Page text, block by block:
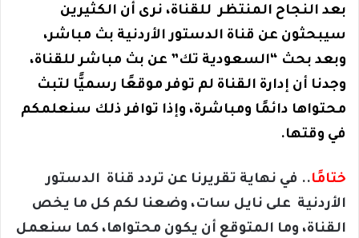
بعد النجاح المنتظر للقناة، نرى أن الكثيرين
سيبحثون عن قناة الدستور الأردنية بث مباشر،
وبعد بحث “السعودية تك” عن بث مباشر للقناة،
وجدنا أن إدارة القناة لم توفر موقعًا رسميًّا لتبث
محتواها دائمًا ومباشرة، وإذا توافر ذلك سنعلمكم
في وقتها.
ختامًا.. في نهاية تقريرنا عن تردد قناة الدستور
الأردنية على نايل سات، وضعنا لكم كل ما يخص
القناة، وما المتوقع أن يكون محتواها، كما سنعمل